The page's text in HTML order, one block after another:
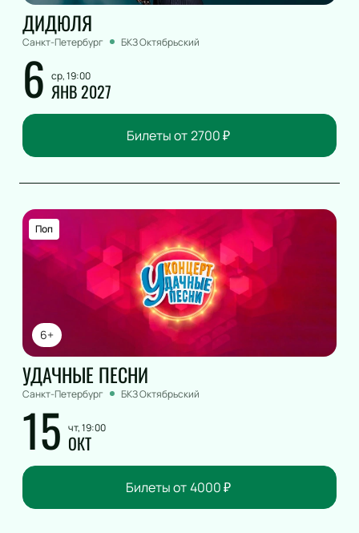
ДИДЮЛЯ
Санкт-Петербург БКЗ Октябрьский
6 ср, 19:00
ЯНВ 2027
Билеты от 2700₽
6+
Поп
УДАЧНЫЕ ПЕСНИ
Санкт-Петербург БКЗ Октябрьский
15 чт, 19:00
ОКТ
Билеты от 4000₽